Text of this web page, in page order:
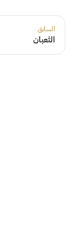
السابق
الثعبان